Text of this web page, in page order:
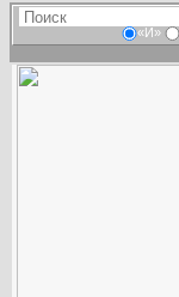
«И»